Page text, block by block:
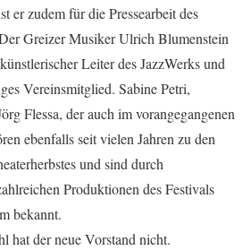
er zudem für die Pressearbeit des
Greizer Musiker Ulrich Blumenstein
Leiter des JazzWerks und
Vereinsmitglied. Sabine Petri,
Flessa, der auch im vorangegangenen
ebenfalls seit vielen Jahren zu den
und sind durch
Produktionen des Festivals
bekannt.
hat der neue Vorstand nicht.